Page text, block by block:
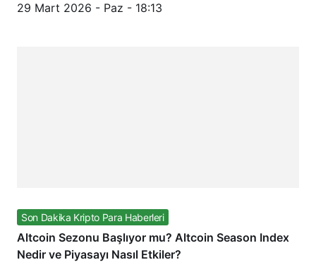
29 Mart 2026 - Paz - 18:13
Son Dakika Kripto Para Haberleri
Altcoin Sezonu Başlıyor mu? Altcoin Season Index
Nedir ve Piyasayı Nasıl Etkiler?